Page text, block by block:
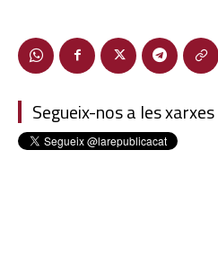
Segueix-nos a les xarxes